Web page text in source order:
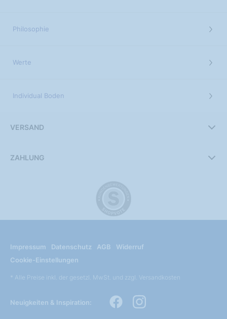
Philosophie
Werte
Individual Boden
VERSAND
ZAHLUNG
Impressum Datenschutz AGB
Widerruf
Cookie-Einstellungen
* Alle Preise inkl. der gesetzl. MwSt. und zzgl. Versandkosten
Neuigkeiten & Inspiration: